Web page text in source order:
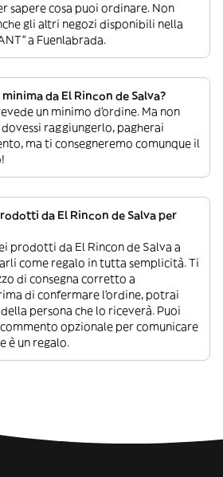
sapere cosa puoi ordinare. Non
gli altri negozi disponibili nella
a Fuenlabrada.
da El Rincon de Salva?
un minimo d’ordine. Ma non
raggiungerlo, pagherai
ma ti consegneremo comunque il
da El Rincon de Salva per
prodotti da El Rincon de Salva a
come regalo in tutta semplicità. Ti
di consegna corretto a
di confermare l’ordine, potrai
persona che lo riceverà. Puoi
opzionale per comunicare
è un regalo.